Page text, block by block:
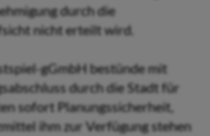
durch die
nicht erteilt wird.
gGmbH bestünde mit
durch die Stadt für
sofort Planungssicherheit,
ihm zur Verfügung stehen